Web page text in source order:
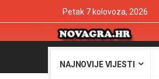
Petak 7 kolovoza, 2026
NAJNOVIJE VIJESTI